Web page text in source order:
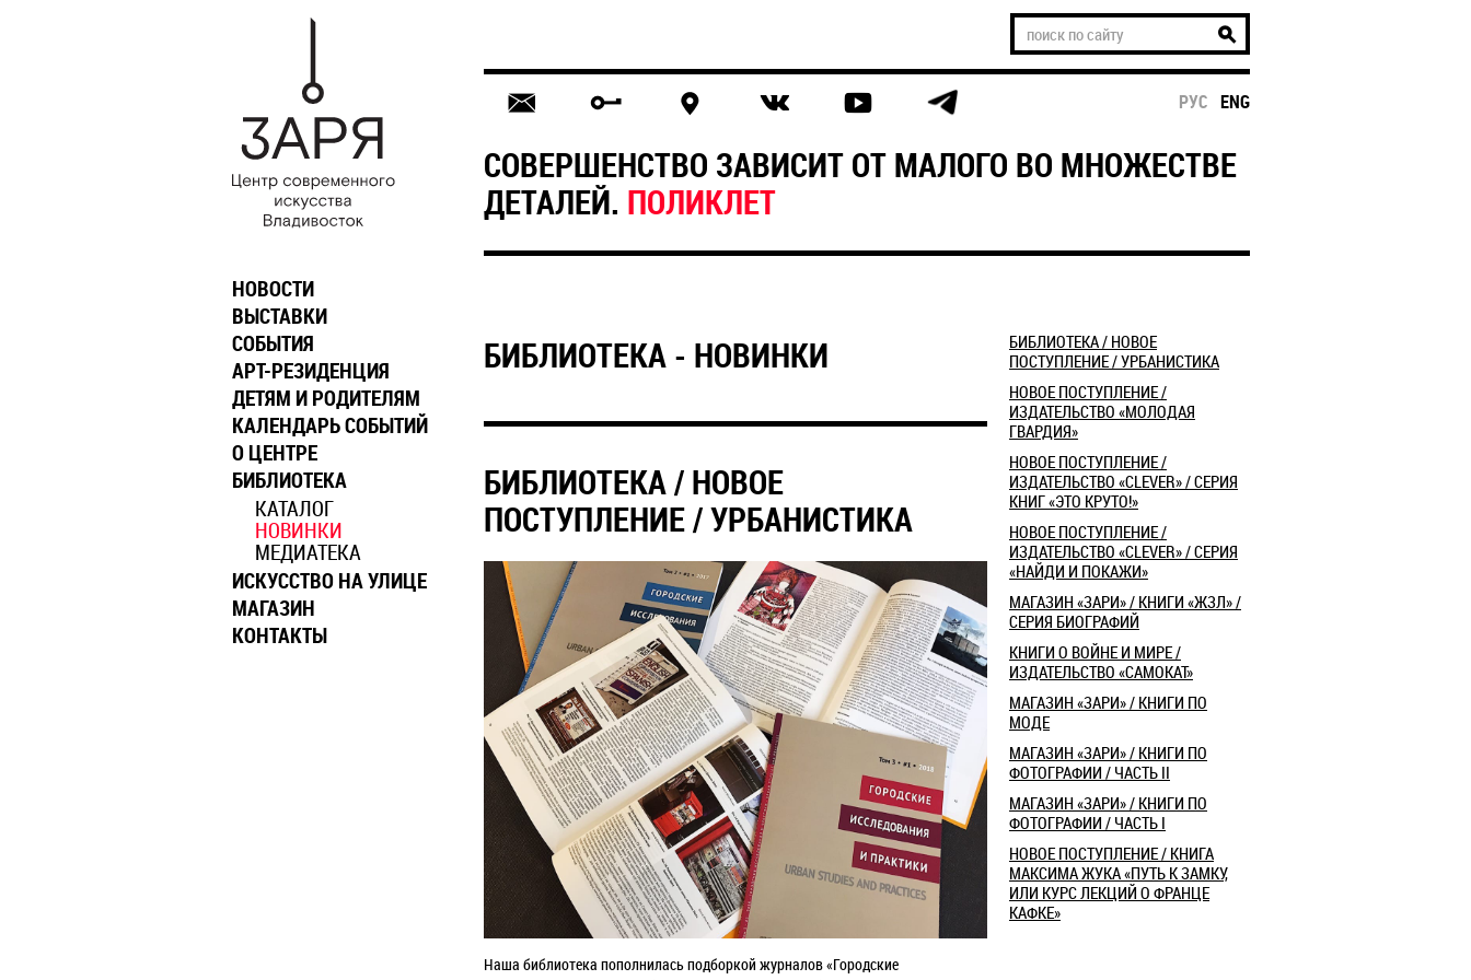
РУС ENG
СОВЕРШЕНСТВО ЗАВИСИТ ОТ МАЛОГО ВО МНОЖЕСТВЕ
ДЕТАЛЕЙ. ПОЛИКЛЕТ
БИБЛИОТЕКА - НОВИНКИ
БИБЛИОТЕКА / НОВОЕ
ПОСТУПЛЕНИЕ / УРБАНИСТИКА
Наша библиотека пополнилась подборкой журналов «Городские
НОВОСТИ
ВЫСТАВКИ
СОБЫТИЯ
АРТ-РЕЗИДЕНЦИЯ
ДЕТЯМ И РОДИТЕЛЯМ
КАЛЕНДАРЬ СОБЫТИЙ
О ЦЕНТРЕ
БИБЛИОТЕКА
КАТАЛОГ
НОВИНКИ
МЕДИАТЕКА
ИСКУССТВО НА УЛИЦЕ
МАГАЗИН
КОНТАКТЫ
БИБЛИОТЕКА / НОВОЕ
ПОСТУПЛЕНИЕ / УРБАНИСТИКА
​НОВОЕ ПОСТУПЛЕНИЕ /
ИЗДАТЕЛЬСТВО «МОЛОДАЯ
ГВАРДИЯ»
​НОВОЕ ПОСТУПЛЕНИЕ /
ИЗДАТЕЛЬСТВО «CLEVER» / СЕРИЯ
КНИГ «ЭТО КРУТО!»
НОВОЕ ПОСТУПЛЕНИЕ /
ИЗДАТЕЛЬСТВО «CLEVER» / СЕРИЯ
«НАЙДИ И ПОКАЖИ»
МАГАЗИН «ЗАРИ» / КНИГИ «ЖЗЛ» /
СЕРИЯ БИОГРАФИЙ
КНИГИ О ВОЙНЕ И МИРЕ /
ИЗДАТЕЛЬСТВО «САМОКАТ»
​МАГАЗИН «ЗАРИ» / КНИГИ ПО
МОДЕ
​МАГАЗИН «ЗАРИ» / КНИГИ ПО
ФОТОГРАФИИ / ЧАСТЬ II
​МАГАЗИН «ЗАРИ» / КНИГИ ПО
ФОТОГРАФИИ / ЧАСТЬ I
НОВОЕ ПОСТУПЛЕНИЕ / КНИГА
МАКСИМА ЖУКА «ПУТЬ К ЗАМКУ,
ИЛИ КУРС ЛЕКЦИЙ О ФРАНЦЕ
КАФКЕ»